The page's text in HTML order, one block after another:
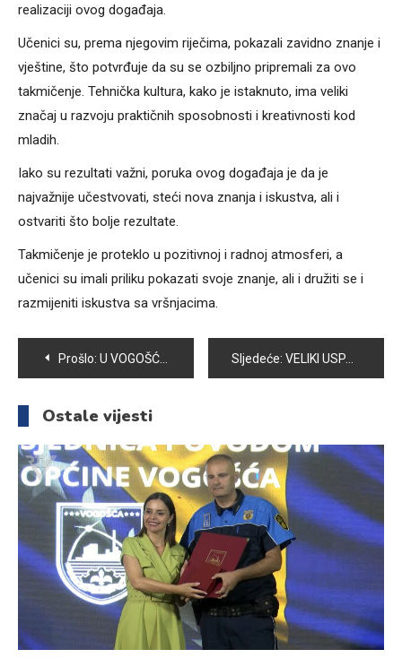
realizaciji ovog događaja.
Učenici su, prema njegovim riječima, pokazali zavidno znanje i
vještine, što potvrđuje da su se ozbiljno pripremali za ovo
takmičenje. Tehnička kultura, kako je istaknuto, ima veliki
značaj u razvoju praktičnih sposobnosti i kreativnosti kod
mladih.
Iako su rezultati važni, poruka ovog događaja je da je
najvažnije učestvovati, steći nova znanja i iskustva, ali i
ostvariti što bolje rezultate.
Takmičenje je proteklo u pozitivnoj i radnoj atmosferi, a
učenici su imali priliku pokazati svoje znanje, ali i družiti se i
razmijeniti iskustva sa vršnjacima.
Navigacija
članaka
Prošlo: U VOGOŠĆI JE ODRŽANA REDOVNA SKUPŠTINA UDRUŽENJA ANTIFAŠISTA I BORACA NOR-a Sljedeće: VELIKI USPJEH JUDO KLUBA “CHAMPION” – MEDALJE KAO NAGRADA ZA TRUD
Ostale vijesti